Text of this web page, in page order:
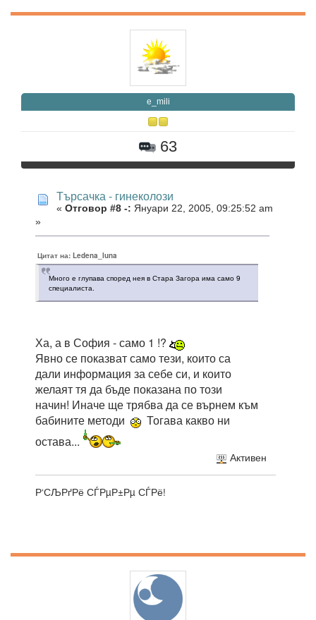
e_mili
63
Търсачка - гинеколози
« Отговор #8 -: Януари 22, 2005, 09:25:52 am
»
Цитат на: Ledena_luna
Много е глупава според нея в Стара Загора има само 9
специалиста.
Ха, а в София - само 1 !?
Явно се показват само тези, които са
дали информация за себе си, и които
желаят тя да бъде показана по този
начин! Иначе ще трябва да се върнем към
бабините методи
Тогава какво ни
остава...
Активен
Р‘СЉРґРё СЃРµР±Рµ СЃРё!